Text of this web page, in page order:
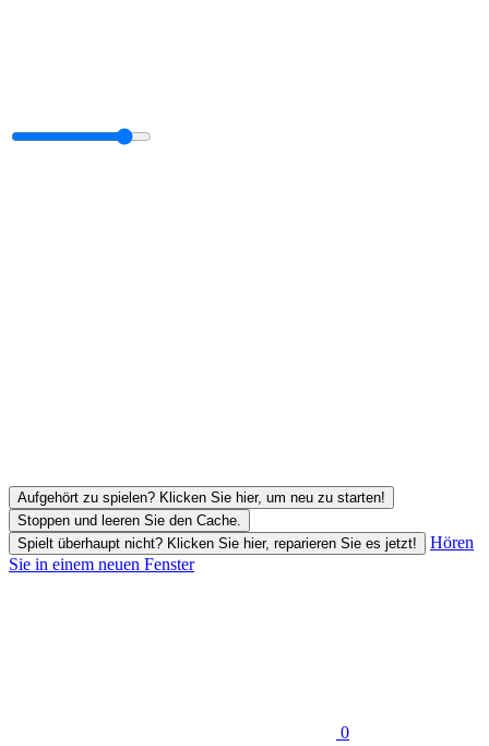
Aufgehört zu spielen? Klicken Sie hier, um neu zu starten!
Stoppen und leeren Sie den Cache.
Spielt überhaupt nicht? Klicken Sie hier, reparieren Sie es jetzt!
Hören
Sie in einem neuen Fenster
0